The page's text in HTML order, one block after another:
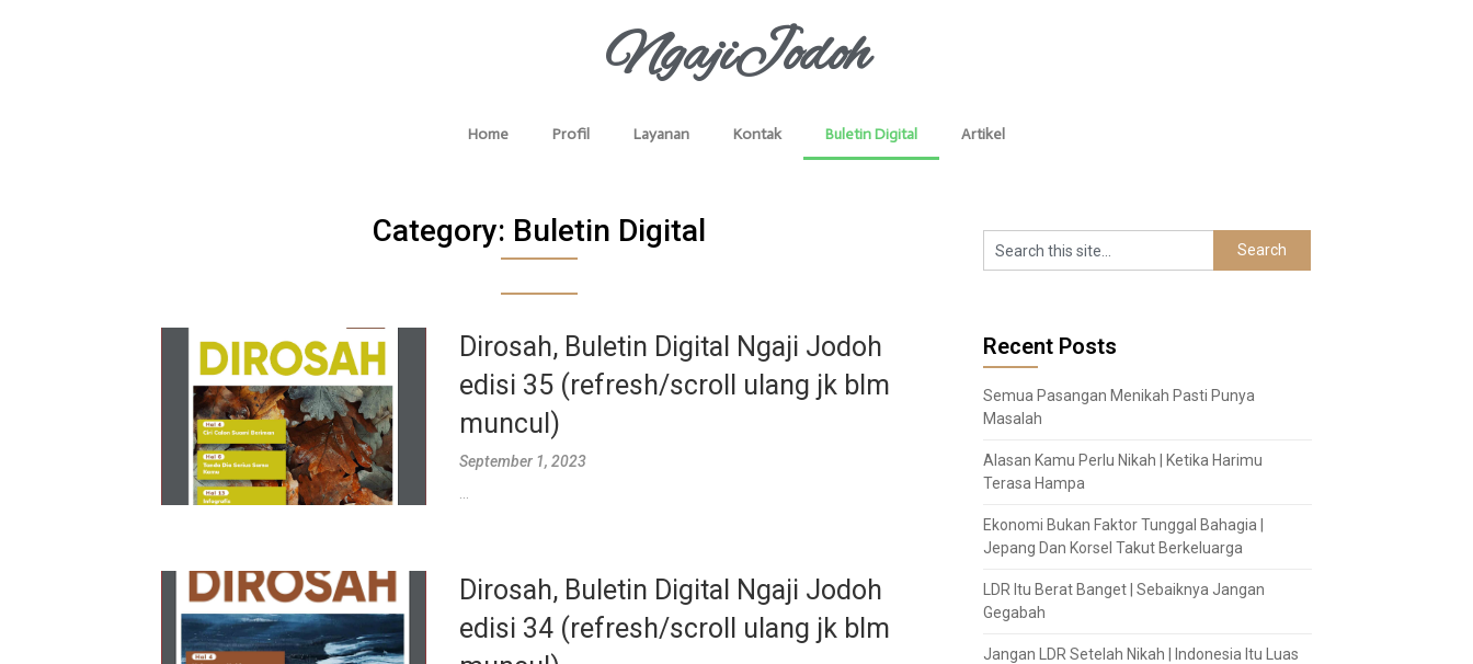
NgajiJodoh
Home Profil Layanan Kontak Buletin Digital Artikel
Category: Buletin Digital
Dirosah, Buletin Digital Ngaji Jodoh
edisi 35 (refresh/scroll ulang jk blm
muncul)
September 1, 2023
Dirosah, Buletin Digital Ngaji Jodoh
edisi 34 (refresh/scroll ulang jk blm
Recent Posts
Semua Pasangan Menikah Pasti Punya
Masalah
Alasan Kamu Perlu Nikah | Ketika Harimu
Terasa Hampa
Ekonomi Bukan Faktor Tunggal Bahagia |
Jepang Dan Korsel Takut Berkeluarga
LDR Itu Berat Banget | Sebaiknya Jangan
Gegabah
Jangan LDR Setelah Nikah | Indonesia Itu Luas